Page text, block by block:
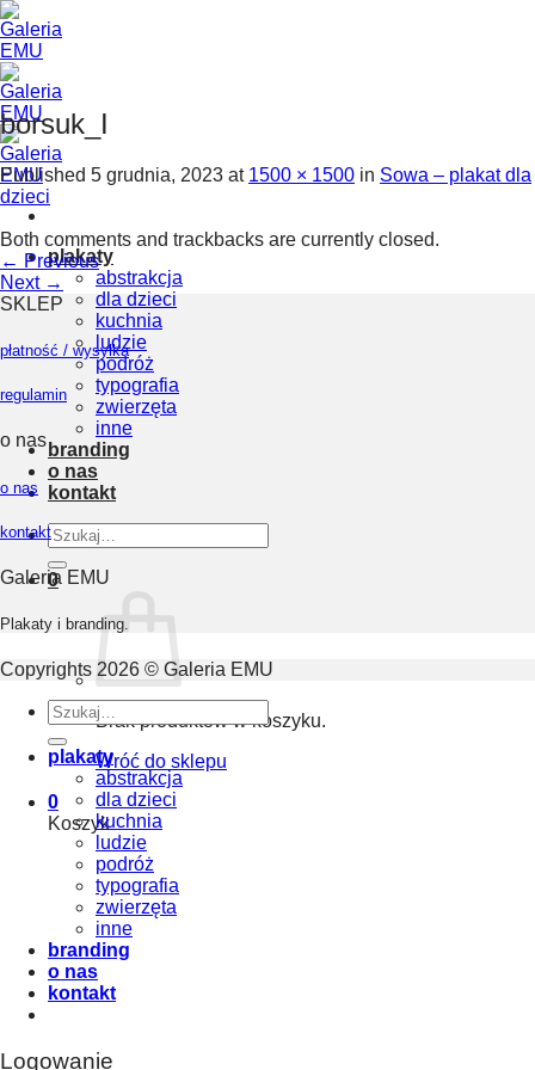
Skip
to
content
plakaty
abstrakcja
dla dzieci
kuchnia
ludzie
podróż
typografia
zwierzęta
inne
branding
o nas
kontakt
Szukaj:
0
Brak produktów w koszyku.
Wróć do sklepu
0
Koszyk
borsuk_I
Published 5 grudnia, 2023 at 1500 × 1500 in Sowa – plakat dla
dzieci
Both comments and trackbacks are currently closed.
← Previous
Next →
SKLEP
płatność / wysyłka
regulamin
o nas
o nas
kontakt
Galeria EMU
Plakaty i branding.
Copyrights 2026 © Galeria EMU
Szukaj:
plakaty
abstrakcja
dla dzieci
kuchnia
ludzie
podróż
typografia
zwierzęta
inne
branding
o nas
kontakt
Logowanie